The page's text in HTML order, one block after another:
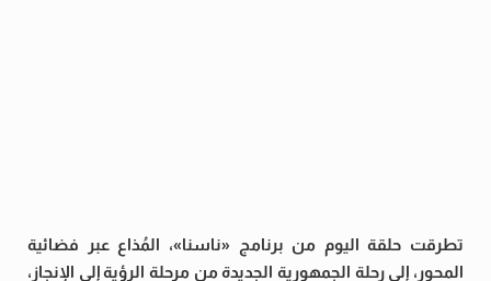
تطرقت حلقة اليوم من برنامج «ناسنا»، المُذاع عبر فضائية
المحور، إلى رحلة الجمهورية الجديدة من مرحلة الرؤية إلى الإنجاز،